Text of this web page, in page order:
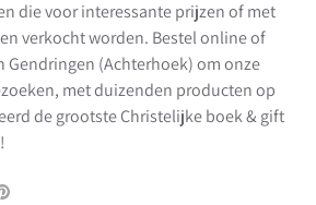
die voor interessante prijzen of met
verkocht worden. Bestel online of
Gendringen (Achterhoek) om onze
met duizenden producten op
de grootste Christelijke boek & gift